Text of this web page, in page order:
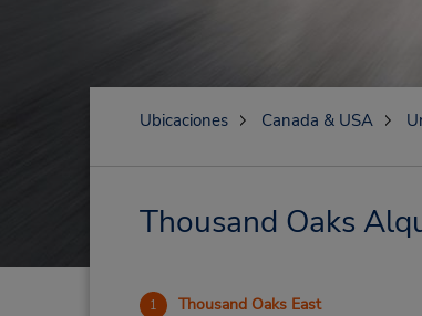
Ubicaciones Canada & USA
Thousand Oaks
1 Thousand Oaks East